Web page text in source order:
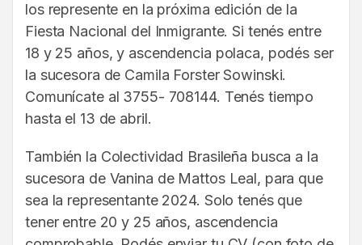
los represente en la próxima edición de la
Fiesta Nacional del Inmigrante. Si tenés entre
18 y 25 años, y ascendencia polaca, podés ser
la sucesora de Camila Forster Sowinski.
Comunícate al 3755- 708144. Tenés tiempo
hasta el 13 de abril.
También la Colectividad Brasileña busca a la
sucesora de Vanina de Mattos Leal, para que
sea la representante 2024. Solo tenés que
tener entre 20 y 25 años, ascendencia